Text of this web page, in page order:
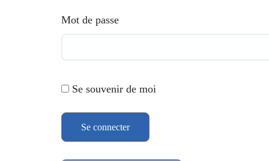
Mot de passe
Se souvenir de moi
Se connecter